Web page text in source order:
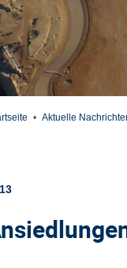
• Aktuelle